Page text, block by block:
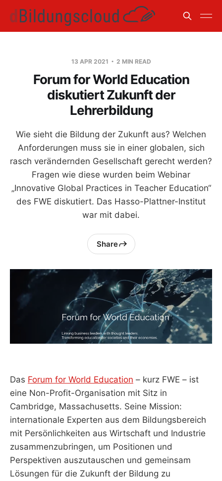
13 APR 2021 2 MIN READ
Forum for World Education
diskutiert Zukunft der
Lehrerbildung
Wie sieht die Bildung der Zukunft aus? Welchen
Anforderungen muss sie in einer globalen, sich
rasch verändernden Gesellschaft gerecht werden?
Fragen wie diese wurden beim Webinar
„Innovative Global Practices in Teacher Education“
des FWE diskutiert. Das Hasso-Plattner-Institut
war mit dabei.
Share
Das Forum for World Education – kurz FWE – ist
eine Non-Profit-Organisation mit Sitz in
Cambridge, Massachusetts. Seine Mission:
internationale Experten aus dem Bildungsbereich
mit Persönlichkeiten aus Wirtschaft und Industrie
zusammenzubringen, um Positionen und
Perspektiven auszutauschen und gemeinsam
Lösungen für die Zukunft der Bildung zu